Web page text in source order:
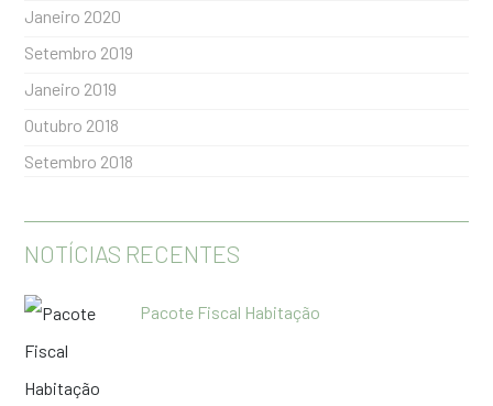
Janeiro 2020
Setembro 2019
Janeiro 2019
Outubro 2018
Setembro 2018
NOTÍCIAS RECENTES
Pacote Fiscal Habitação